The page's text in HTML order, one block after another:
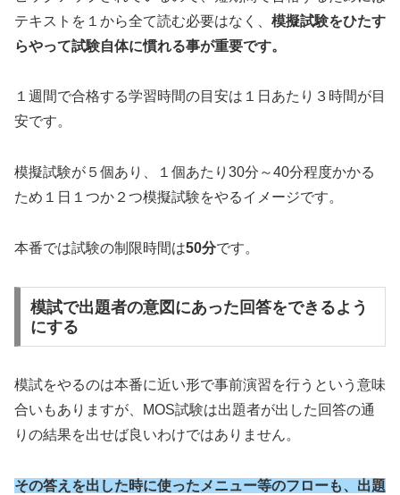
テキストを１から全て読む必要はなく、 模擬試験をひたす
らやって試験自体に慣れる事が重要です。
１週間で合格する学習時間の目安は１日あたり３時間が目
安です。
模擬試験が５個あり、１個あたり30分～40分程度かかる
ため１日１つか２つ模擬試験をやるイメージです。
本番では試験の制限時間は50分です。
模試で出題者の意図にあった回答をできるよう
にする
模試をやるのは本番に近い形で事前演習を行うという意味
合いもありますが、MOS試験は出題者が出した回答の通
りの結果を出せば良いわけではありません。
その答えを出した時に使ったメニュー等のフローも、出題